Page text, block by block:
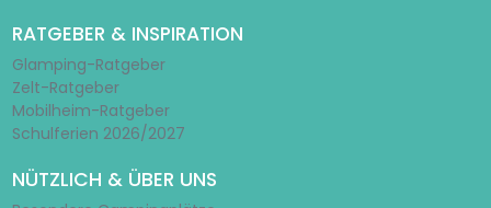
RATGEBER & INSPIRATION
Glamping-Ratgeber
Zelt-Ratgeber
Mobilheim-Ratgeber
Schulferien 2026/2027
NÜTZLICH & ÜBER UNS